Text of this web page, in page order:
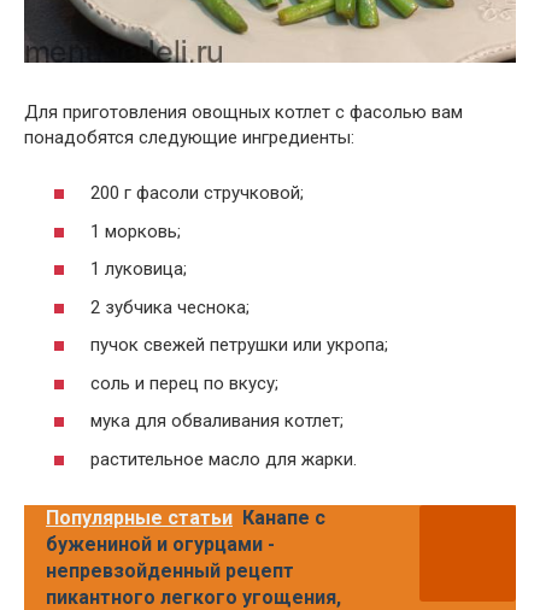
Для приготовления овощных котлет с фасолью вам
понадобятся следующие ингредиенты:
200 г фасоли стручковой;
1 морковь;
1 луковица;
2 зубчика чеснока;
пучок свежей петрушки или укропа;
соль и перец по вкусу;
мука для обваливания котлет;
растительное масло для жарки.
Популярные статьи Канапе с
бужениной и огурцами -
непревзойденный рецепт
пикантного легкого угощения,